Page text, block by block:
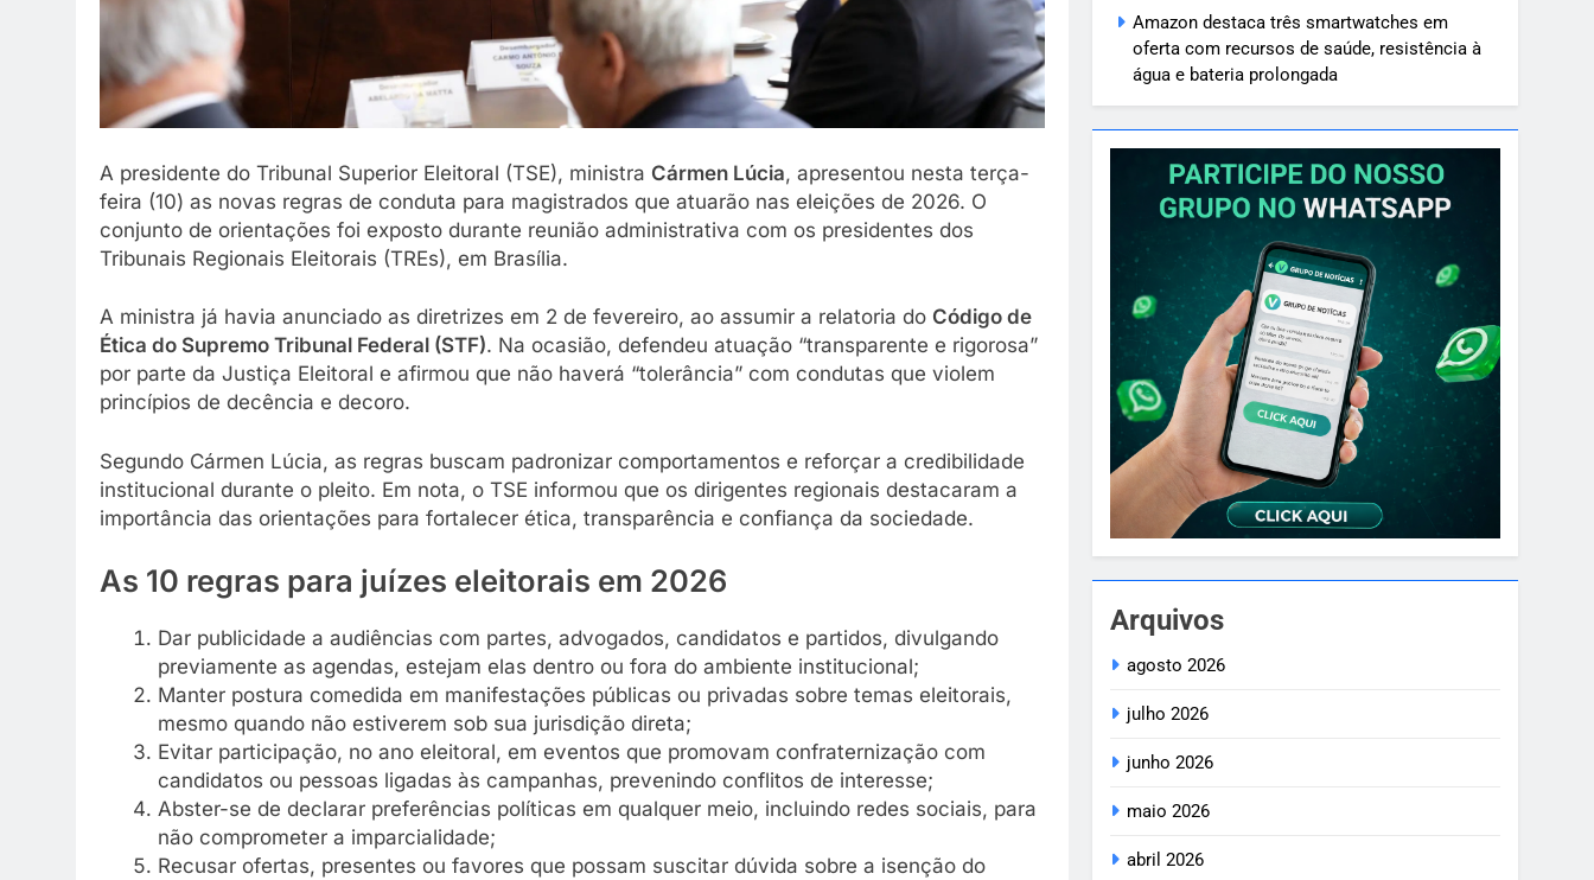
A presidente do Tribunal Superior Eleitoral (TSE), ministra Cármen Lúcia, apresentou nesta terça-
feira (10) as novas regras de conduta para magistrados que atuarão nas eleições de 2026. O
conjunto de orientações foi exposto durante reunião administrativa com os presidentes dos
Tribunais Regionais Eleitorais (TREs), em Brasília.
A ministra já havia anunciado as diretrizes em 2 de fevereiro, ao assumir a relatoria do Código de
Ética do Supremo Tribunal Federal (STF). Na ocasião, defendeu atuação “transparente e rigorosa”
por parte da Justiça Eleitoral e afirmou que não haverá “tolerância” com condutas que violem
princípios de decência e decoro.
Segundo Cármen Lúcia, as regras buscam padronizar comportamentos e reforçar a credibilidade
institucional durante o pleito. Em nota, o TSE informou que os dirigentes regionais destacaram a
importância das orientações para fortalecer ética, transparência e confiança da sociedade.
As 10 regras para juízes eleitorais em 2026
Dar publicidade a audiências com partes, advogados, candidatos e partidos, divulgando
previamente as agendas, estejam elas dentro ou fora do ambiente institucional;
Manter postura comedida em manifestações públicas ou privadas sobre temas eleitorais,
mesmo quando não estiverem sob sua jurisdição direta;
Evitar participação, no ano eleitoral, em eventos que promovam confraternização com
candidatos ou pessoas ligadas às campanhas, prevenindo conflitos de interesse;
Abster-se de declarar preferências políticas em qualquer meio, incluindo redes sociais, para
não comprometer a imparcialidade;
Recusar ofertas, presentes ou favores que possam suscitar dúvida sobre a isenção do
Amazon destaca três smartwatches em
oferta com recursos de saúde, resistência à
água e bateria prolongada
Arquivos
agosto 2026
julho 2026
junho 2026
maio 2026
abril 2026